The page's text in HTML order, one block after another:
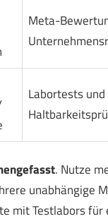
Meta-
Labortests und
. Nutze
unabhängige
mit Testlabors für